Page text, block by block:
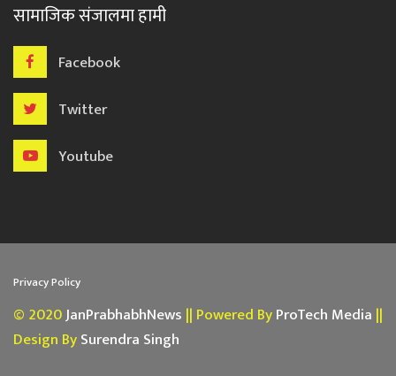
सामाजिक संजालमा हामी
Facebook
Twitter
Youtube
Privacy Policy
© 2020JanPrabhabhNews || Powered ByProTech Media ||
Design BySurendra Singh